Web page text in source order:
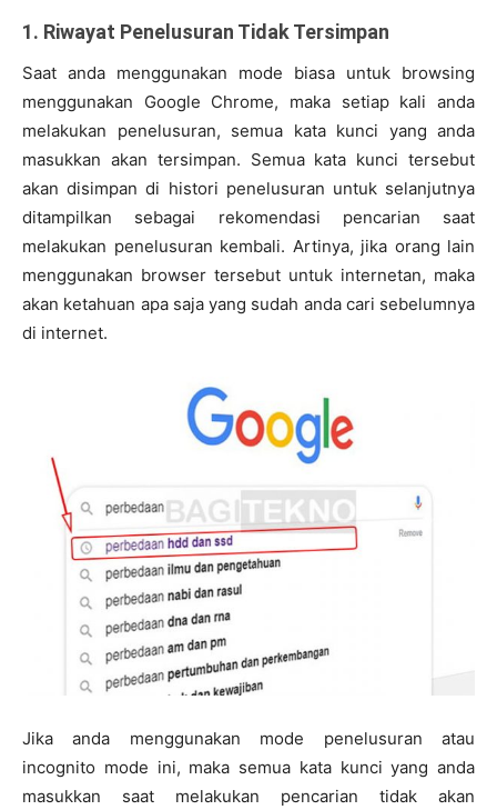
1. Riwayat Penelusuran Tidak Tersimpan
Saat anda menggunakan mode biasa untuk browsing
menggunakan Google Chrome, maka setiap kali anda
melakukan penelusuran, semua kata kunci yang anda
masukkan akan tersimpan. Semua kata kunci tersebut
akan disimpan di histori penelusuran untuk selanjutnya
ditampilkan sebagai rekomendasi pencarian saat
melakukan penelusuran kembali. Artinya, jika orang lain
menggunakan browser tersebut untuk internetan, maka
akan ketahuan apa saja yang sudah anda cari sebelumnya
di internet.
Jika anda menggunakan mode penelusuran atau
incognito mode ini, maka semua kata kunci yang anda
masukkan saat melakukan pencarian tidak akan